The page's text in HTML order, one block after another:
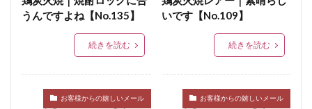
ボジョレーセット
鶏ガーリックフランク
うんですよね【No.135】
続きを読む
いです【No.109】
続きを読む
お客様からの嬉しいメール お客様からの嬉しいメール